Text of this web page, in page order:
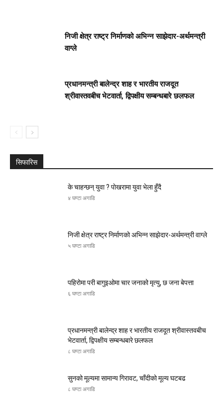
निजी क्षेत्र राष्ट्र निर्माणको अभिन्न साझेदार-अर्थमन्त्री
वाग्ले
प्रधानमन्त्री बालेन्द्र शाह र भारतीय राजदूत
श्रीवास्तवबीच भेटवार्ता, द्विपक्षीय सम्बन्धबारे छलफल
सिफारिस
के चाहन्छन् युवा ? पाेखरामा युवा भेला हुँदै
४ घण्टा अगाडि
निजी क्षेत्र राष्ट्र निर्माणको अभिन्न साझेदार-अर्थमन्त्री वाग्ले
५ घण्टा अगाडि
पहिरोमा परी बागुइओमा चार जनाको मृत्यु, छ जना बेपत्ता
६ घण्टा अगाडि
प्रधानमन्त्री बालेन्द्र शाह र भारतीय राजदूत श्रीवास्तवबीच
भेटवार्ता, द्विपक्षीय सम्बन्धबारे छलफल
८ घण्टा अगाडि
सुनको मूल्यमा सामान्य गिरावट, चाँदीको मूल्य घटबढ
८ घण्टा अगाडि